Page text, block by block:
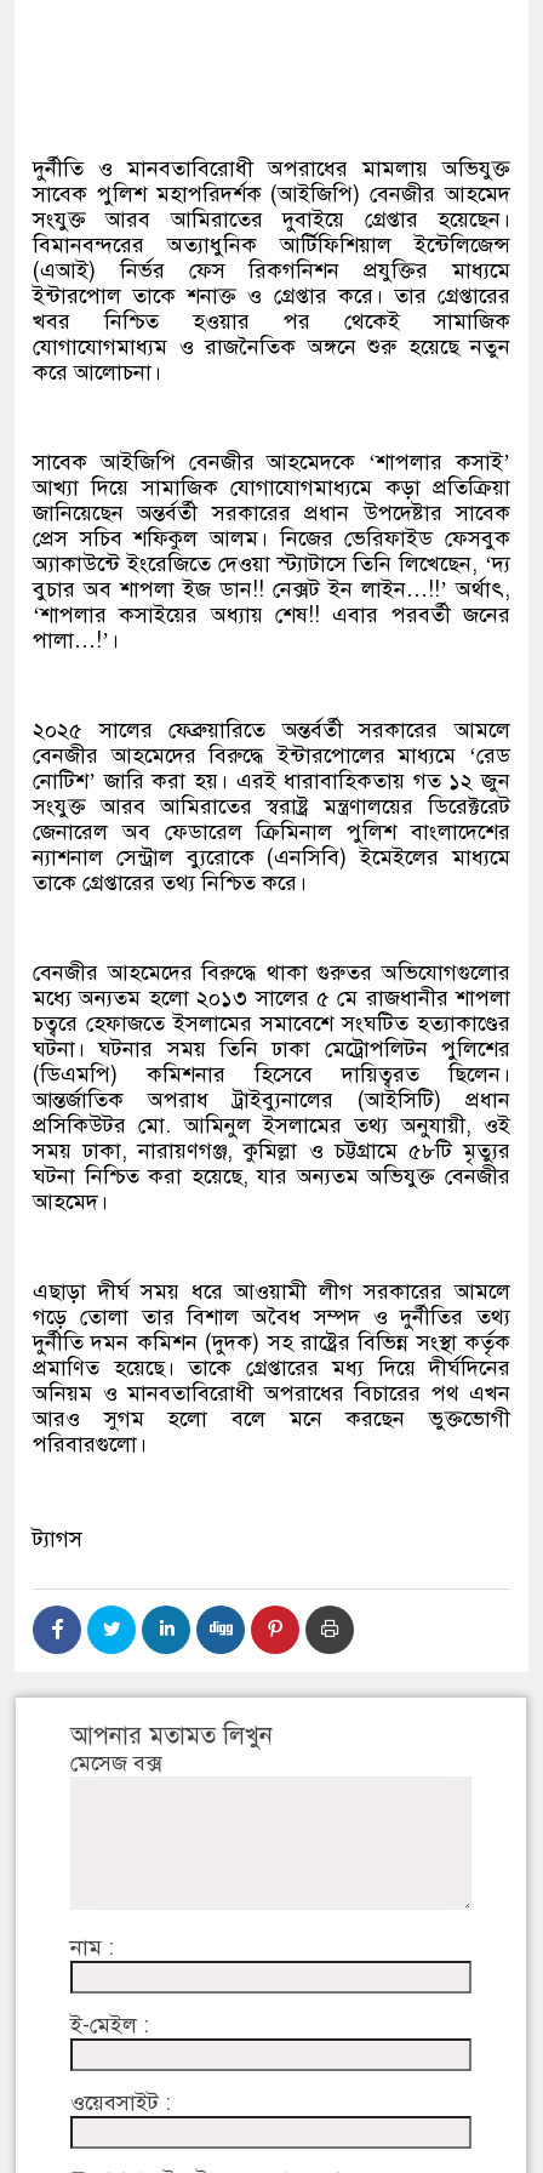
দুর্নীতি ও মানবতাবিরোধী অপরাধের মামলায় অভিযুক্ত
সাবেক পুলিশ মহাপরিদর্শক (আইজিপি) বেনজীর আহমেদ
সংযুক্ত আরব আমিরাতের দুবাইয়ে গ্রেপ্তার হয়েছেন।
বিমানবন্দরের অত্যাধুনিক আর্টিফিশিয়াল ইন্টেলিজেন্স
(এআই) নির্ভর ফেস রিকগনিশন প্রযুক্তির মাধ্যমে
ইন্টারপোল তাকে শনাক্ত ও গ্রেপ্তার করে। তার গ্রেপ্তারের
খবর নিশ্চিত হওয়ার পর থেকেই সামাজিক
যোগাযোগমাধ্যম ও রাজনৈতিক অঙ্গনে শুরু হয়েছে নতুন
করে আলোচনা।
সাবেক আইজিপি বেনজীর আহমেদকে ‘শাপলার কসাই’
আখ্যা দিয়ে সামাজিক যোগাযোগমাধ্যমে কড়া প্রতিক্রিয়া
জানিয়েছেন অন্তর্বর্তী সরকারের প্রধান উপদেষ্টার সাবেক
প্রেস সচিব শফিকুল আলম। নিজের ভেরিফাইড ফেসবুক
অ্যাকাউন্টে ইংরেজিতে দেওয়া স্ট্যাটাসে তিনি লিখেছেন, ‘দ্য
বুচার অব শাপলা ইজ ডান!! নেক্সট ইন লাইন…!!’ অর্থাৎ,
‘শাপলার কসাইয়ের অধ্যায় শেষ!! এবার পরবর্তী জনের
পালা…!’।
২০২৫ সালের ফেব্রুয়ারিতে অন্তর্বর্তী সরকারের আমলে
বেনজীর আহমেদের বিরুদ্ধে ইন্টারপোলের মাধ্যমে ‘রেড
নোটিশ’ জারি করা হয়। এরই ধারাবাহিকতায় গত ১২ জুন
সংযুক্ত আরব আমিরাতের স্বরাষ্ট্র মন্ত্রণালয়ের ডিরেক্টরেট
জেনারেল অব ফেডারেল ক্রিমিনাল পুলিশ বাংলাদেশের
ন্যাশনাল সেন্ট্রাল ব্যুরোকে (এনসিবি) ইমেইলের মাধ্যমে
তাকে গ্রেপ্তারের তথ্য নিশ্চিত করে।
বেনজীর আহমেদের বিরুদ্ধে থাকা গুরুতর অভিযোগগুলোর
মধ্যে অন্যতম হলো ২০১৩ সালের ৫ মে রাজধানীর শাপলা
চত্বরে হেফাজতে ইসলামের সমাবেশে সংঘটিত হত্যাকাণ্ডের
ঘটনা। ঘটনার সময় তিনি ঢাকা মেট্রোপলিটন পুলিশের
(ডিএমপি) কমিশনার হিসেবে দায়িত্বরত ছিলেন।
আন্তর্জাতিক অপরাধ ট্রাইব্যুনালের (আইসিটি) প্রধান
প্রসিকিউটর মো. আমিনুল ইসলামের তথ্য অনুযায়ী, ওই
সময় ঢাকা, নারায়ণগঞ্জ, কুমিল্লা ও চট্টগ্রামে ৫৮টি মৃত্যুর
ঘটনা নিশ্চিত করা হয়েছে, যার অন্যতম অভিযুক্ত বেনজীর
আহমেদ।
এছাড়া দীর্ঘ সময় ধরে আওয়ামী লীগ সরকারের আমলে
গড়ে তোলা তার বিশাল অবৈধ সম্পদ ও দুর্নীতির তথ্য
দুর্নীতি দমন কমিশন (দুদক) সহ রাষ্ট্রের বিভিন্ন সংস্থা কর্তৃক
প্রমাণিত হয়েছে। তাকে গ্রেপ্তারের মধ্য দিয়ে দীর্ঘদিনের
অনিয়ম ও মানবতাবিরোধী অপরাধের বিচারের পথ এখন
আরও সুগম হলো বলে মনে করছেন ভুক্তভোগী
পরিবারগুলো।
ট্যাগস
আপনার মতামত লিখুন
মেসেজ বক্স
নাম :
ই-মেইল :
ওয়েবসাইট :